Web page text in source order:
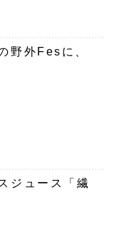
野外Fesに、
ジュース「繊